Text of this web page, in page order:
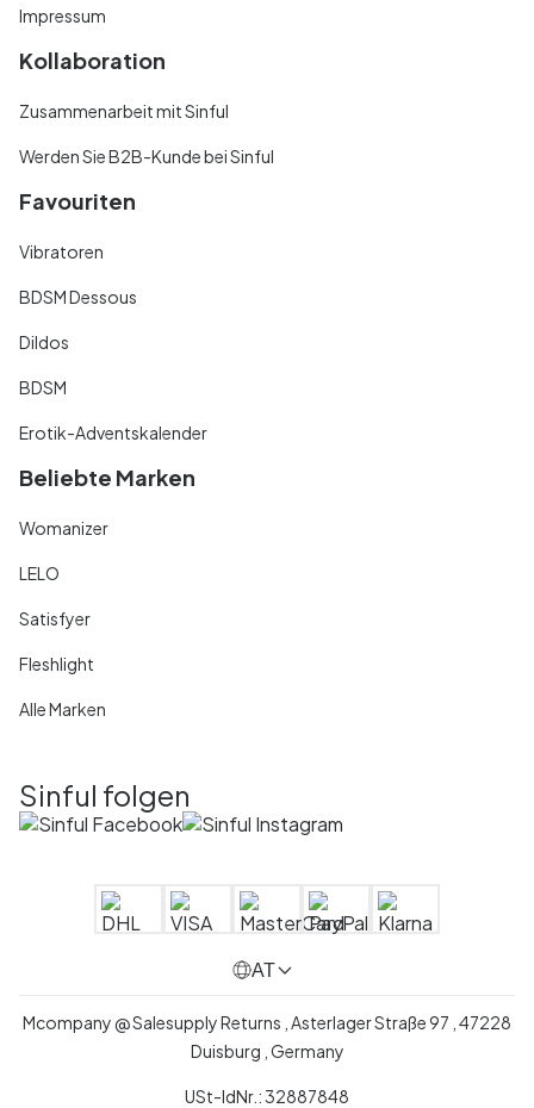
Impressum
Kollaboration
Zusammenarbeit mit Sinful
Werden Sie B2B-Kunde bei Sinful
Favouriten
Vibratoren
BDSM Dessous
Dildos
BDSM
Erotik-Adventskalender
Beliebte Marken
Womanizer
LELO
Satisfyer
Fleshlight
Alle Marken
Sinful folgen
AT
Mcompany @ Salesupply Returns , Asterlager Straße 97 , 47228
Duisburg , Germany
USt-IdNr.: 32887848